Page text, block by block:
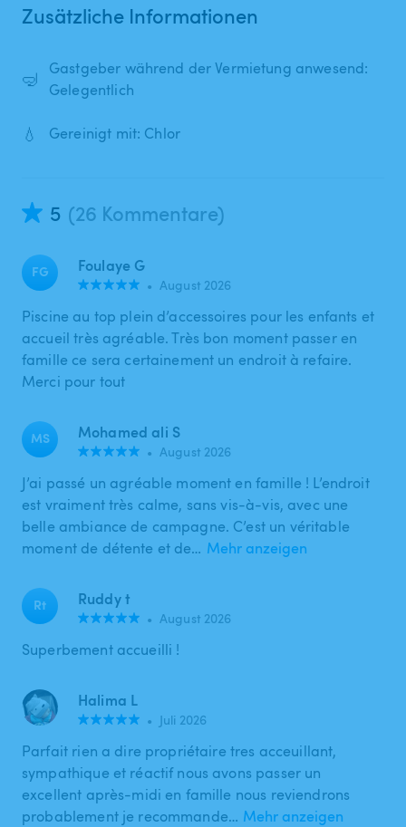
Zusätzliche Informationen
🤿
Gastgeber während der Vermietung anwesend:
Gelegentlich
💧 Gereinigt mit: Chlor
5 (26 Kommentare)
FG Foulaye G
• August 2026
Piscine au top plein d’accessoires pour les enfants et
accueil très agréable. Très bon moment passer en
famille ce sera certainement un endroit à refaire.
Merci pour tout
MS Mohamed ali S
• August 2026
J’ai passé un agréable moment en famille ! L’endroit
est vraiment très calme, sans vis-à-vis, avec une
belle ambiance de campagne. C’est un véritable
moment de détente et de… Mehr anzeigen
Rt Ruddy t
• August 2026
Superbement accueilli !
Halima L
• Juli 2026
Parfait rien a dire propriétaire tres acceuillant,
sympathique et réactif nous avons passer un
excellent après-midi en famille nous reviendrons
probablement je recommande… Mehr anzeigen